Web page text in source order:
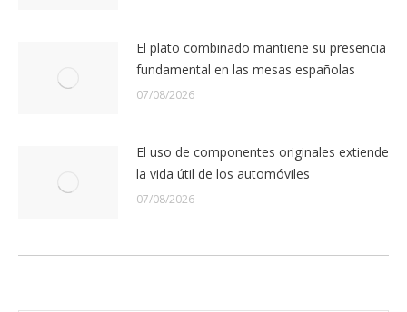
El plato combinado mantiene su presencia
fundamental en las mesas españolas
07/08/2026
El uso de componentes originales extiende
la vida útil de los automóviles
07/08/2026